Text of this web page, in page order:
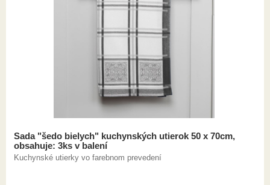
Sada "šedo bielych" kuchynských utierok 50 x 70cm,
obsahuje: 3ks v balení
Kuchynské utierky vo farebnom prevedení